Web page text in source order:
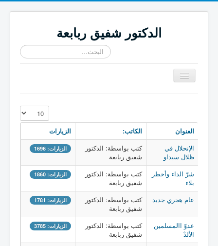
الدكتور شفيق ربابعة
البحث...
تبديل
المتصفح
عدد الإظهارات:
العنوان الكاتب:
الزيارات
الإنحلال في
ظلال سيداو
كتب بواسطة: الدكتور
شفيق ربابعة
الزيارات: 1696
شرّ الداء وأخطر
بلاء
كتب بواسطة: الدكتور
شفيق ربابعة
الزيارات: 1860
عام هجري جديد
كتب بواسطة: الدكتور
شفيق ربابعة
الزيارات: 1781
عدوّ االمسلمين
الألدْ
كتب بواسطة: الدكتور
شفيق ربابعة
الزيارات: 3785